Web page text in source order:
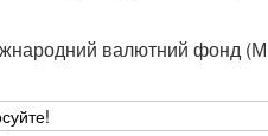
валютний фонд